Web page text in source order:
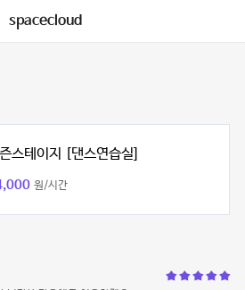
spacecloud
스테이지 [댄스연습실]
원/시간